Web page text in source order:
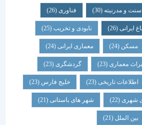
(30) فناوری (26)
(26) نابودی و تخریب(25)
(24) معماری ایرانی(24)
(23) گردشگری (23)
تاریخی(23) خلیج فارس(23)
(22) شهر های باستانی (21)
(21)